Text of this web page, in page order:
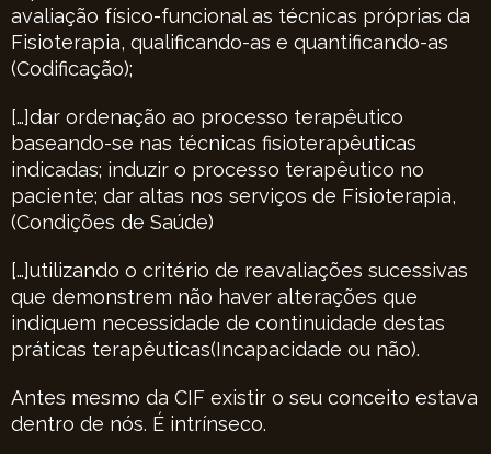
avaliação físico-funcional as técnicas próprias da
Fisioterapia, qualificando-as e quantificando-as
(Codificação);
[…]dar ordenação ao processo terapêutico
baseando-se nas técnicas fisioterapêuticas
indicadas; induzir o processo terapêutico no
paciente; dar altas nos serviços de Fisioterapia,
(Condições de Saúde)
[…]utilizando o critério de reavaliações sucessivas
que demonstrem não haver alterações que
indiquem necessidade de continuidade destas
práticas terapêuticas(Incapacidade ou não).
Antes mesmo da CIF existir o seu conceito estava
dentro de nós. É intrínseco.